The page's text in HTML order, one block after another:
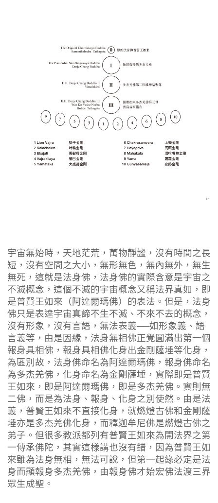
宇宙無始時，天地茫荒，萬物靜謐，沒有時間之長
短，沒有空間之大小，無形無色，無內無外，無生
無死，這就是法身佛，法身佛的實際含意是宇宙之
不滅概念，這個不滅的宇宙概念又稱法界真如，即
是普賢王如來（阿達爾瑪佛）的表法。但是，法身
佛只是表達宇宙真諦不生不滅、不來不去的概念，
沒有形象，沒有言語，無法表義──如形象義、語
言義等，由是因緣，法身無相佛正覺圓滿出第一個
報身具相佛，報身具相佛化身出金剛薩埵等化身，
為區別故，法身佛命名為阿達爾瑪佛，報身佛命名
為多杰羌佛，化身命名為金剛薩埵，實際即是普賢
王如來，即是阿達爾瑪佛，即是多杰羌佛。實則無
二佛，而是為法身、報身、化身之別使然。由是法
義，普賢王如來不直接化身，就燃燈古佛和金剛薩
埵亦是多杰羌佛化身，而釋迦牟尼佛是燃燈古佛之
弟子。但很多教派都列有普賢王如來為開法界之第
一傳承佛陀，其實這樣講也沒有錯，因為普賢王如
來雖為法身無相，無法可說，但第一起緣必定是法
身而顯報身多杰羌佛，由報身佛才始宏佛法渡三界
眾生成聖。